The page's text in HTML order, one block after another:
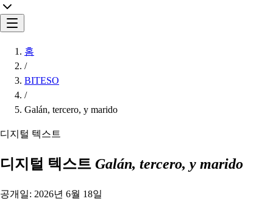
홈
/
BITESO
/
Galán, tercero, y marido
디지털 텍스트
디지털 텍스트 Galán, tercero, y marido
공개일: 2026년 6월 18일